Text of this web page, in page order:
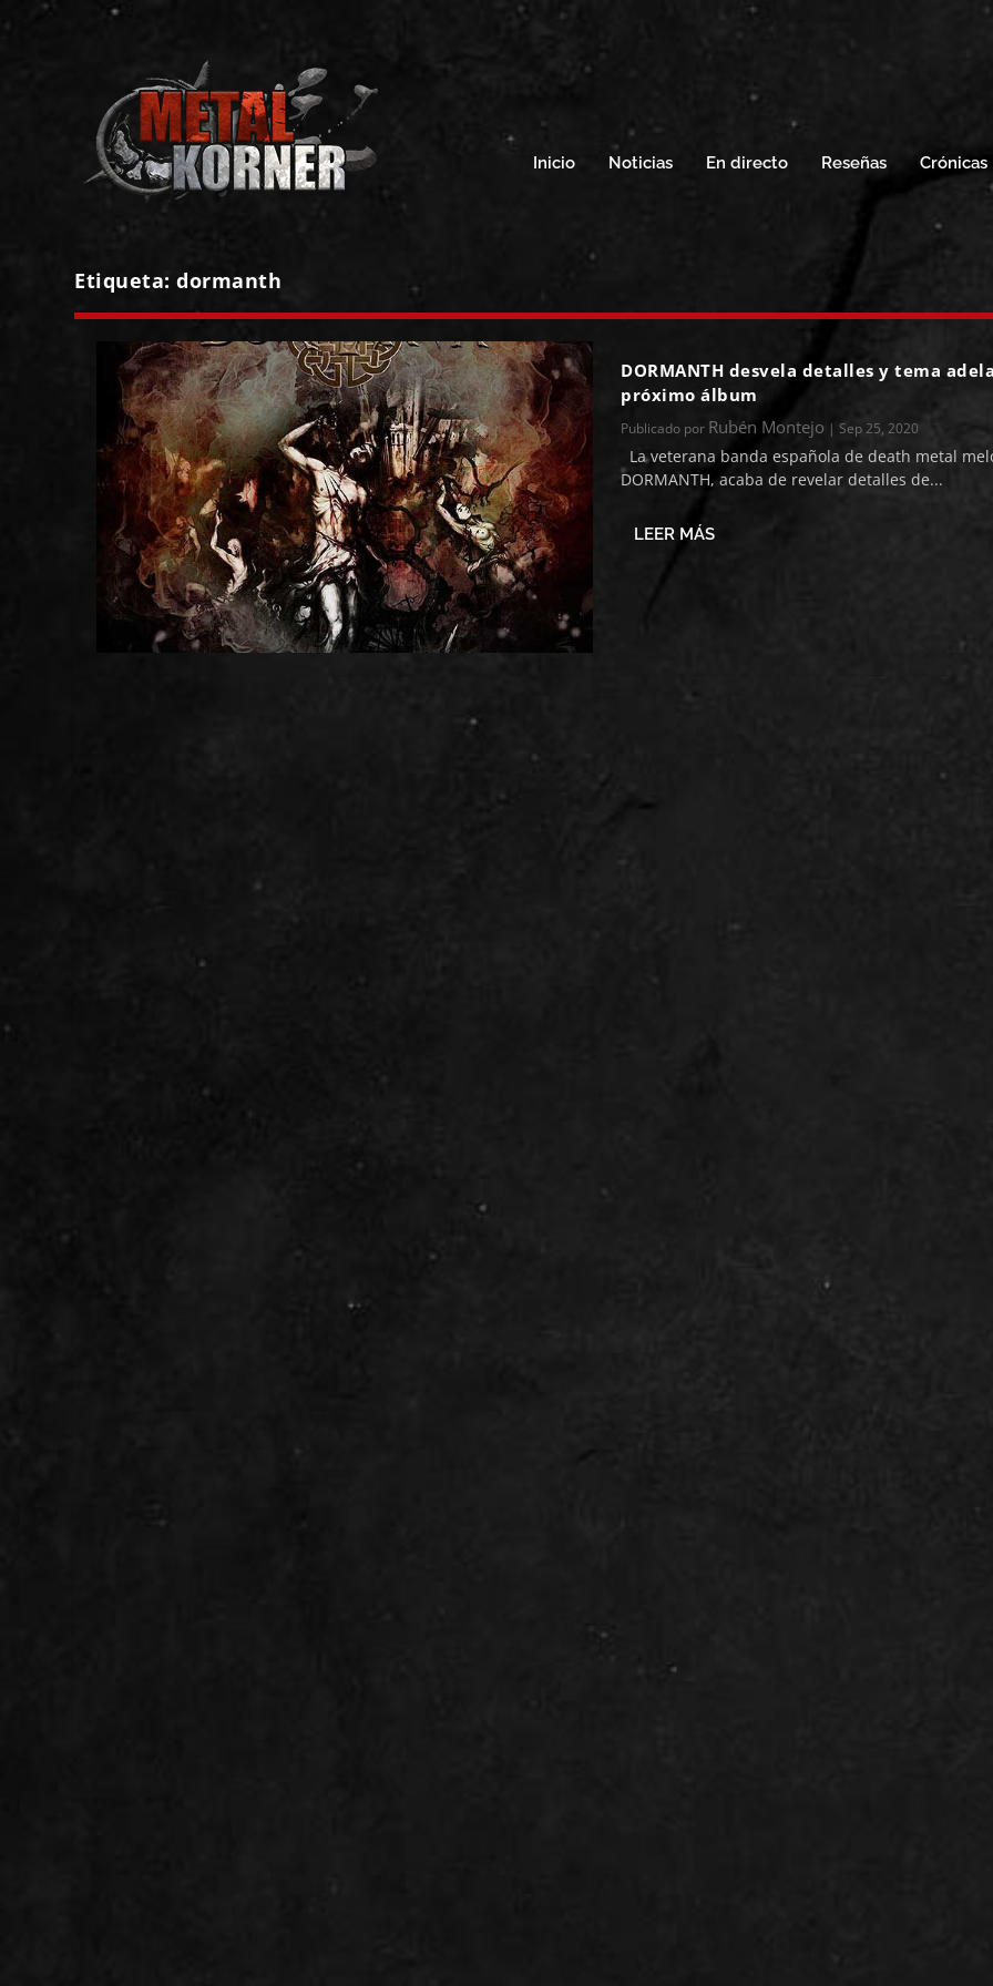
Inicio Noticias En directo Reseñas Crónicas
Etiqueta:dormanth
DORMANTH desvela detalles y tema
próximo álbum
Publicado por Rubén Montejo |Sep 25, 2020
La veterana banda española de death metal
DORMANTH, acaba de revelar detalles de...
LEER MÁS